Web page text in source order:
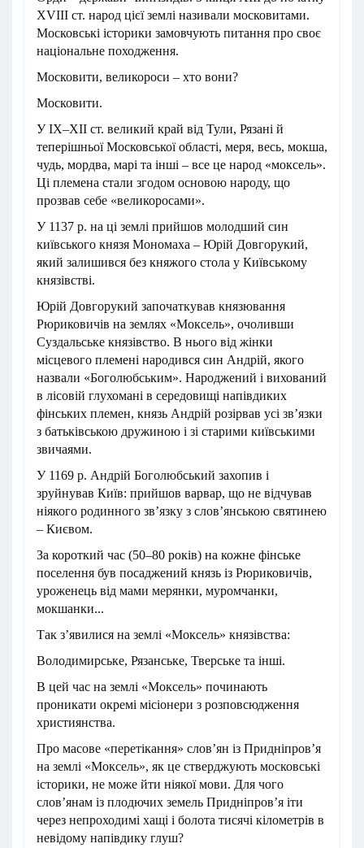
XVIII ст. народ цієї землі називали московитами.
Московські історики замовчують питання про своє
національне походження.
Московити, великороси – хто вони?
Московити.
У IX–XII ст. великий край від Тули, Рязані й
теперішньої Московської області, меря, весь, мокша,
чудь, мордва, марі та інші – все це народ «моксель».
Ці племена стали згодом основою народу, що
прозвав себе «великоросами».
У 1137 р. на ці землі прийшов молодший син
київського князя Мономаха – Юрій Довгорукий,
який залишився без княжого стола у Київському
князівстві.
Юрій Довгорукий започаткував князювання
Рюриковичів на землях «Моксель», очоливши
Суздальське князівство. В нього від жінки
місцевого племені народився син Андрій, якого
назвали «Боголюбським». Народжений і вихований
в лісовій глухомані в середовищі напівдиких
фінських племен, князь Андрій розірвав усі зв’язки
з батьківською дружиною і зі старими київськими
звичаями.
У 1169 р. Андрій Боголюбський захопив і
зруйнував Київ: прийшов варвар, що не відчував
ніякого родинного зв’язку з слов’янською святинею
– Києвом.
За короткий час (50–80 років) на кожне фінське
поселення був посаджений князь із Рюриковичів,
уроженець від мами мерянки, муромчанки,
мокшанки...
Так з’явилися на землі «Моксель» князівства:
Володимирське, Рязанське, Тверське та інші.
В цей час на землі «Моксель» починають
проникати окремі місіонери з розповсюдження
християнства.
Про масове «перетікання» слов’ян із Придніпров’я
на землі «Моксель», як це стверджують московські
історики, не може йти ніякої мови. Для чого
слов’янам із плодючих земель Придніпров’я іти
через непроходимі хащі і болота тисячі кілометрів в
невідому напівдику глуш?